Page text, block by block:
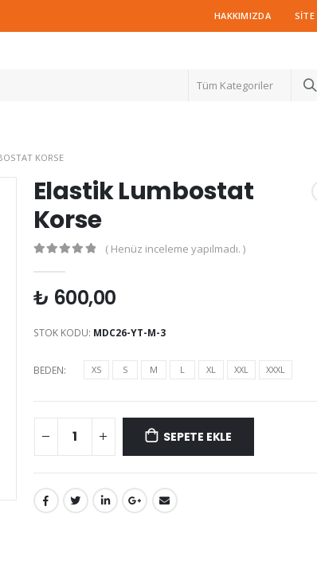
HAKKIMIZDA SITE
Tüm Kategoriler
KORSE
Elastik Lumbostat
Korse
( Henüz inceleme yapılmadı. )
₺ 600,00
STOK KODU: MDC26-YT-M-3
BEDEN XS S M L XL XXL XXXL
SEPETE EKLE